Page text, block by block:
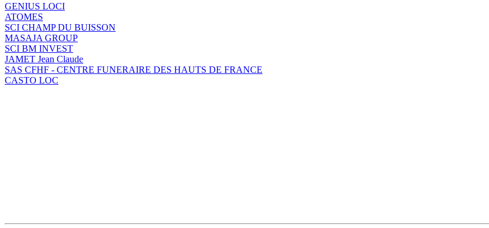
GENIUS LOCI
ATOMES
SCI CHAMP DU BUISSON
MASAJA GROUP
SCI BM INVEST
JAMET Jean Claude
SAS CFHF - CENTRE FUNERAIRE DES HAUTS DE FRANCE
CASTO LOC